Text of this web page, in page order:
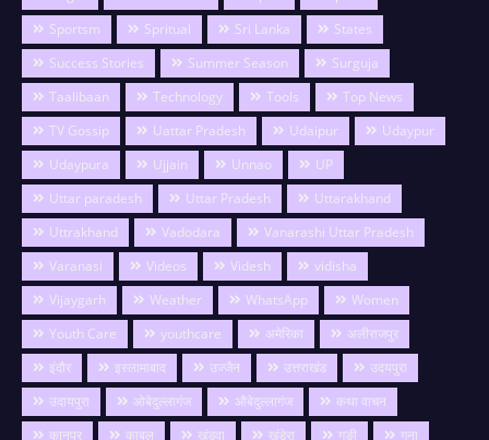
Sportsm
Spritual Sri Lanka
States
Success Stories
Summer Season
Surguja
Taalibaan
Technology Tools
Top News
TV Gossip
Uattar Pradesh Udaipur
Udaypur
Udaypura
Ujjain Unnao
UP
Uttar paradesh
Uttar Pradesh
Uttarakhand
Uttrakhand
Vadodara
Vanarashi Uttar Pradesh
Varanasi
Videos Videsh
vidisha
Vijaygarh
Weather WhatsApp
Women
Youth Care
youthcare अमेरिका
अलीराजपुर
इंदौर
इस्लामाबाद उज्जैन उत्तराखंड
उदयपुरा
उदायपुरा
ओबेदुल्लागंज औबेदुल्लागंज
कथा वाचन
कानपुर
काबुल खंडवा खंडेरा गङी
गुना